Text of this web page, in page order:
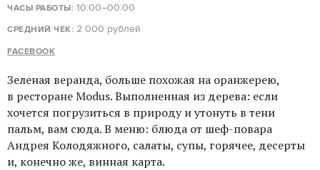
ЧАСЫ РАБОТЫ: 10:00–00:00
СРЕДНИЙ ЧЕК: 2 000 рублей
FACEBOOK
Зеленая веранда, больше похожая на оранжерею,
в ресторане Modus. Выполненная из дерева: если
хочется погрузиться в природу и утонуть в тени
пальм, вам сюда. В меню: блюда от шеф-повара
Андрея Колодяжного, салаты, супы, горячее, десерты
и, конечно же, винная карта.